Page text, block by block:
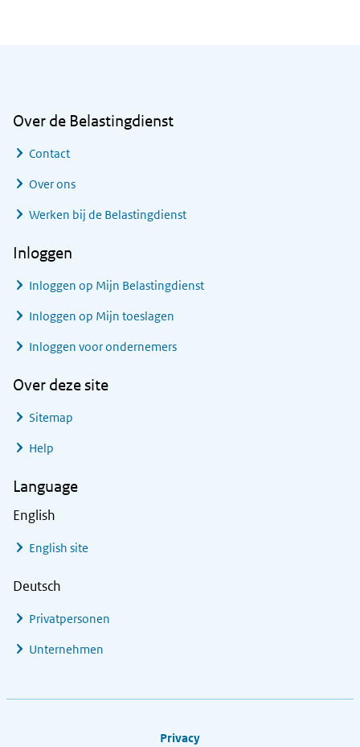
Over de Belastingdienst
Contact
Over ons
Werken bij de Belastingdienst
Inloggen
Inloggen op Mijn Belastingdienst
Inloggen op Mijn toeslagen
Inloggen voor ondernemers
Over deze site
Sitemap
Help
Language
English
English site
Deutsch
Privatpersonen
Unternehmen
Privacy